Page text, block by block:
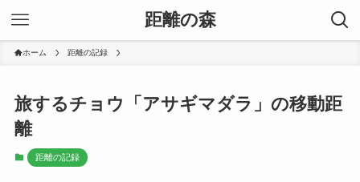
距離の森
ホーム 距離の記録
旅するチョウ「アサギマダラ」の移動距
離
距離の記録